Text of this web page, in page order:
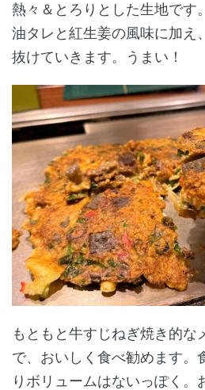
熱々＆とろりとした生地です
油タレと紅生姜の風味に加え
抜けていきます。うまい！
もともと牛すじねぎ焼き的な
で、おいしく食べ勧めます。
りボリュームはないっぽく。